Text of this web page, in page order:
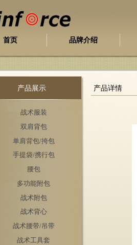
首页 品牌介绍
产品展示
战术服装
双肩背包
单肩背包/挎包
手提袋/携行包
腰包
多功能附包
战术附包
战术背心
战术腰带/吊带
战术工具套
产品详情